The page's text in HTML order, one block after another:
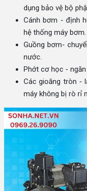
dụng bảo vệ bộ
Cánh bơm - định
hệ thống máy bơm.
Guồng bơm-
nước.
Phớt cơ học -
Các gioăng tròn -
máy không bị rò rỉ